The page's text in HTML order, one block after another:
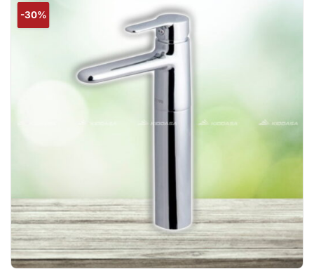
-30%